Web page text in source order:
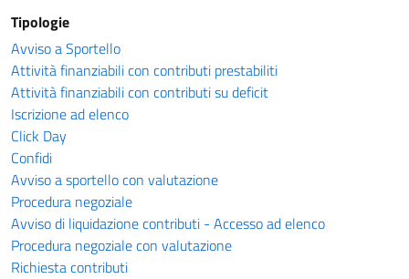
Tipologie
Avviso a Sportello
Attività finanziabili con contributi prestabiliti
Attività finanziabili con contributi su deficit
Iscrizione ad elenco
Click Day
Confidi
Avviso a sportello con valutazione
Procedura negoziale
Avviso di liquidazione contributi - Accesso ad elenco
Procedura negoziale con valutazione
Richiesta contributi